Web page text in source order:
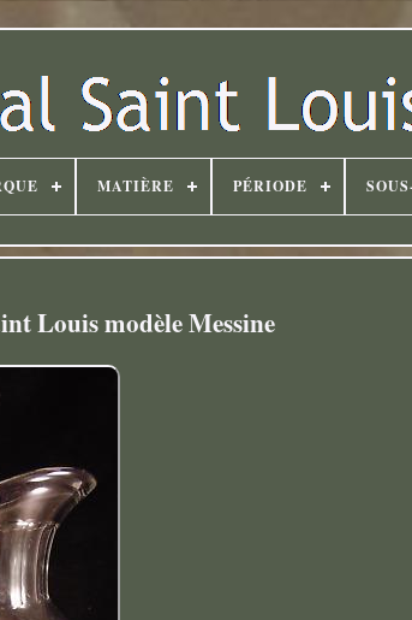
MATIÈRE PÉRIODE
Louis modèle Messine